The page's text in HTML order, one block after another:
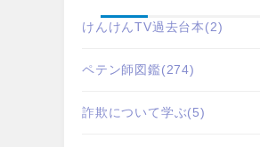
けんけんTV過去台本(2)
ペテン師図鑑(274)
詐欺について学ぶ(5)